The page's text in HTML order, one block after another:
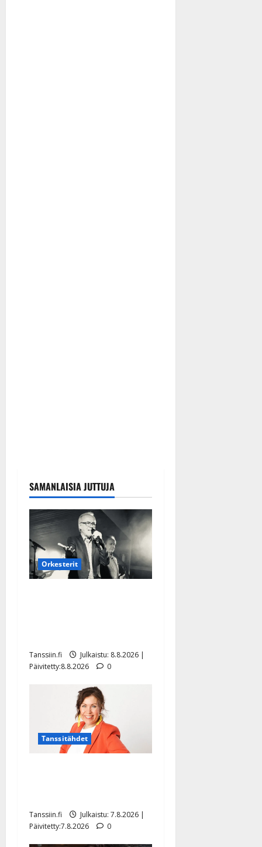
SAMANLAISIA JUTTUJA
Orkesterit
Tanssiin.fi
Julkaistu: 8.8.2026 |
Päivitetty:8.8.2026
0
Tanssitähdet
Tanssiin.fi
Julkaistu: 7.8.2026 |
Päivitetty:7.8.2026
0